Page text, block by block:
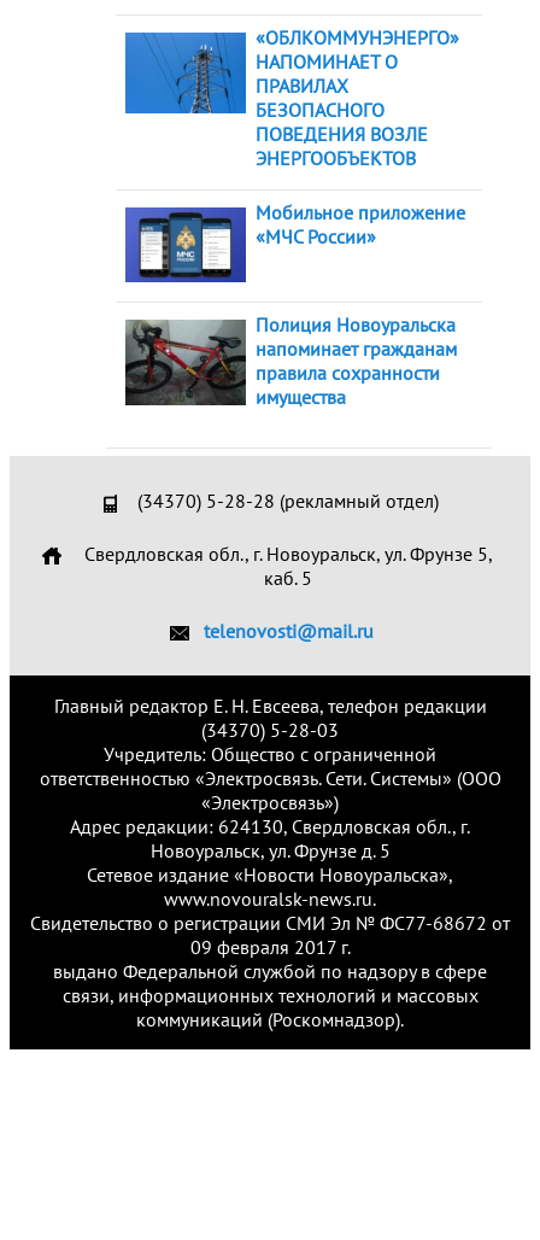
«ОБЛКОММУНЭНЕРГО»
НАПОМИНАЕТ О
ПРАВИЛАХ
БЕЗОПАСНОГО
ПОВЕДЕНИЯ ВОЗЛЕ
ЭНЕРГООБЪЕКТОВ
Мобильное приложение
«МЧС России»
Полиция Новоуральска
напоминает гражданам
правила сохранности
имущества
(34370) 5-28-28 (рекламный отдел)
Свердловская обл., г. Новоуральск, ул. Фрунзе 5,
каб. 5
telenovosti@mail.ru
Главный редактор Е. Н. Евсеева, телефон редакции
(34370) 5-28-03
Учредитель: Общество с ограниченной
ответственностью «Электросвязь. Сети. Системы» (ООО
«Электросвязь»)
Адрес редакции: 624130, Свердловская обл., г.
Новоуральск, ул. Фрунзе д. 5
Сетевое издание «Новости Новоуральска»,
www.novouralsk-news.ru.
Свидетельство о регистрации СМИ Эл № ФС77-68672 от
09 февраля 2017 г.
выдано Федеральной службой по надзору в сфере
связи, информационных технологий и массовых
коммуникаций (Роскомнадзор).